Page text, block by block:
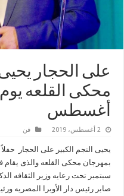
على الحجار
أغسطس
2 أغسطس، 2019 فن
سبتمبر تحت رعايه وزير الثقافه
صابر رئيس دار الأوبرا المصريه